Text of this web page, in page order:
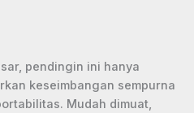
pendingin ini hanya
keseimbangan sempurna
Mudah dimuat,